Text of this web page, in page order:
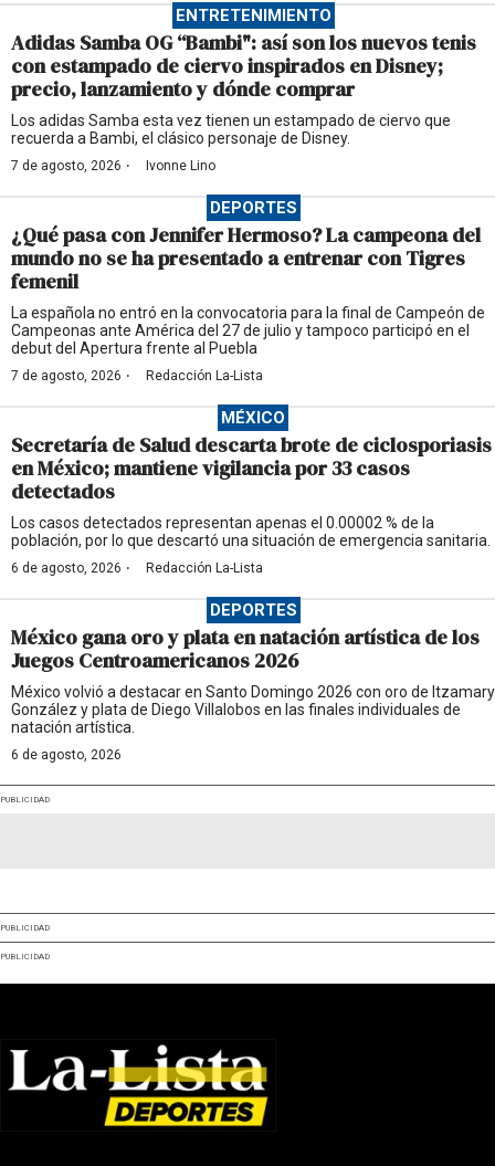
ENTRETENIMIENTO
Adidas Samba OG “Bambi": así son los nuevos tenis
con estampado de ciervo inspirados en Disney;
precio, lanzamiento y dónde comprar
Los adidas Samba esta vez tienen un estampado de ciervo que
recuerda a Bambi, el clásico personaje de Disney.
7 de agosto, 2026 · Ivonne Lino
DEPORTES
¿Qué pasa con Jennifer Hermoso? La campeona del
mundo no se ha presentado a entrenar con Tigres
femenil
La española no entró en la convocatoria para la final de Campeón de
Campeonas ante América del 27 de julio y tampoco participó en el
debut del Apertura frente al Puebla
7 de agosto, 2026 · Redacción La-Lista
MÉXICO
Secretaría de Salud descarta brote de ciclosporiasis
en México; mantiene vigilancia por 33 casos
detectados
Los casos detectados representan apenas el 0.00002 % de la
población, por lo que descartó una situación de emergencia sanitaria.
6 de agosto, 2026 · Redacción La-Lista
DEPORTES
México gana oro y plata en natación artística de los
Juegos Centroamericanos 2026
México volvió a destacar en Santo Domingo 2026 con oro de Itzamary
González y plata de Diego Villalobos en las finales individuales de
natación artística.
6 de agosto, 2026
PUBLICIDAD
PUBLICIDAD
PUBLICIDAD